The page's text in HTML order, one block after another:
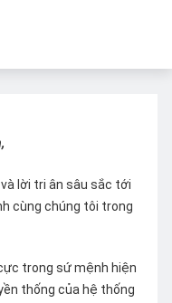
lời tri ân sâu sắc tới
cùng chúng tôi trong
trong sứ mệnh hiện
thống của hệ thống